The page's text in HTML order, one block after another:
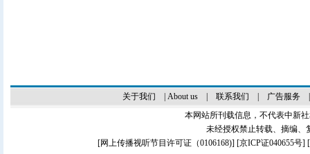
关于我们 About us| 联系我们 广告服务
本网站所刊载信息，不代表中新
未经授权禁止转载、摘编、
[网上传播视听节目许可证（0106168)] [京ICP证040655号]